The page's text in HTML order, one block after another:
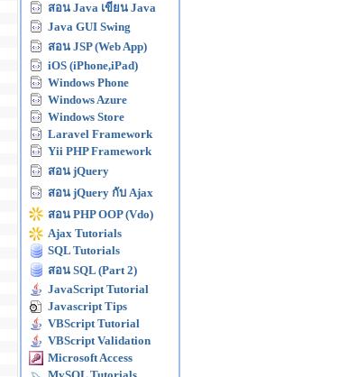
สอน Java เขียน Java
Java GUI Swing
สอน JSP (Web App)
iOS (iPhone,iPad)
Windows Phone
Windows Azure
Windows Store
Laravel Framework
Yii PHP Framework
สอน jQuery
สอน jQuery กับ Ajax
สอน PHP OOP (Vdo)
Ajax Tutorials
SQL Tutorials
สอน SQL (Part 2)
JavaScript Tutorial
Javascript Tips
VBScript Tutorial
VBScript Validation
Microsoft Access